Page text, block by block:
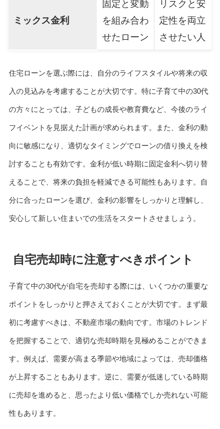
ミックス金利
固定と変動
を組み合わ
せたローン
リスクと安
定性を両立
させたい人
住宅ローンを選ぶ際には、自分のライフスタイルや将来の収
入の見込みを考慮することが大切です。特に子育て中の30代
の方々にとっては、子どもの成長や教育費など、今後のライ
フイベントを見据えた計画が求められます。また、金利の動
向に敏感になり、適切なタイミングでローンの借り換えを検
討することも有効です。金利が低い時期に固定金利へ切り替
えることで、将来の負担を軽減できる可能性もあります。自
分に合ったローンを選び、金利の影響をしっかりと理解し、
安心して新しい住まいでの生活をスタートさせましょう。
自宅売却時に注意すべきポイント
子育て中の30代が自宅を売却する際には、いくつかの重要な
ポイントをしっかりと押さえておくことが大切です。まず最
初に考慮すべきは、不動産市場の動向です。市場のトレンド
を把握することで、適切な売却時期を見極めることができま
す。例えば、需要が高まる季節や地域によっては、売却価格
が上昇することもあります。逆に、需要が低迷している時期
に売却を進めると、思ったより低い価格でしか売れない可能
性もあります。